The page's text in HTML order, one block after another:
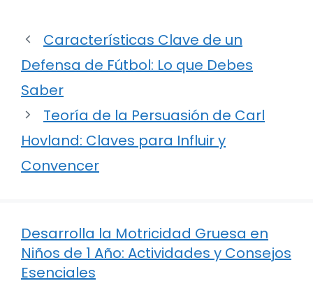
Características Clave de un
Defensa de Fútbol: Lo que Debes
Saber
Teoría de la Persuasión de Carl
Hovland: Claves para Influir y
Convencer
Desarrolla la Motricidad Gruesa en
Niños de 1 Año: Actividades y Consejos
Esenciales